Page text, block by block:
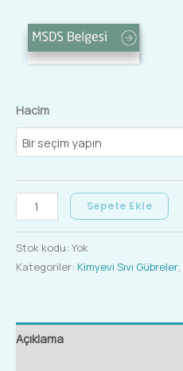
Hacim
Sepete Ekle
Stok kodu: Yok
Kategoriler: Kimyevi Sıvı Gübreler,
Açıklama